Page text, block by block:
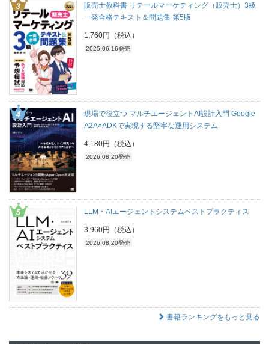
販売士教科書 リテールマーケティング（販売士）3級
一発合格テキスト＆問題集 第5版
1,760円（税込）
2025.06.16発売
現場で役立つ マルチエージェントAI設計入門 Google
A2A×ADKで実現する堅牢な運用システム
4,180円（税込）
2026.08.20発売
LLM・AIエージェントシステムベストプラクティス
3,960円（税込）
2026.08.20発売
書籍ランキングをもっと見る